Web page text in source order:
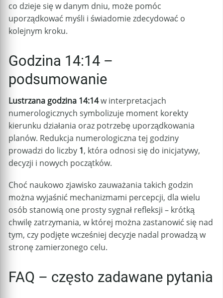
co dzieje się w danym dniu, może pomóc
uporządkować myśli i świadomie zdecydować o
kolejnym kroku.
Godzina 14:14 –
podsumowanie
Lustrzana godzina 14:14w interpretacjach
numerologicznych symbolizuje moment korekty
kierunku działania oraz potrzebę uporządkowania
planów. Redukcja numerologiczna tej godziny
prowadzi do liczby 1, która odnosi się do inicjatywy,
decyzji i nowych początków.
Choć naukowo zjawisko zauważania takich godzin
można wyjaśnić mechanizmami percepcji, dla wielu
osób stanowią one prosty sygnał refleksji – krótką
chwilę zatrzymania, w której można zastanowić się nad
tym, czy podjęte wcześniej decyzje nadal prowadzą w
stronę zamierzonego celu.
FAQ – często zadawane pytania